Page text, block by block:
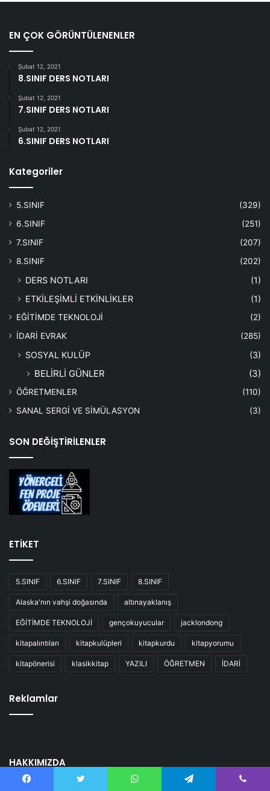
EN ÇOK GÖRÜNTÜLENENLER
Şubat 12, 2021
8.SINIF DERS NOTLARI
Şubat 12, 2021
7.SINIF DERS NOTLARI
Şubat 12, 2021
6.SINIF DERS NOTLARI
Kategoriler
5.SINIF
(329)
6.SINIF
(251)
7.SINIF
(207)
8.SINIF
(202)
DERS NOTLARI
(1)
ETKİLEŞİMLİ ETKİNLİKLER
(1)
EĞİTİMDE TEKNOLOJİ
(2)
İDARİ EVRAK
(285)
SOSYAL KULÜP (3)
BELİRLİ GÜNLER (3)
ÖĞRETMENLER
(110)
SANAL SERGİ VE SİMÜLASYON
(3)
SON DEĞİŞTİRİLENLER
ETİKET
5.SINIF 6.SINIF 7.SINIF 8.SINIF
Alaska'nın vahşi doğasında altınayaklanış
EĞİTİMDE TEKNOLOJİ gençokuyucular jacklondong
kitapalıntıları kitapkulüpleri kitapkurdu kitapyorumu
kitapönerisi klasikkitap YAZILI ÖĞRETMEN İDARİ
Reklamlar
HAKKIMIZDA